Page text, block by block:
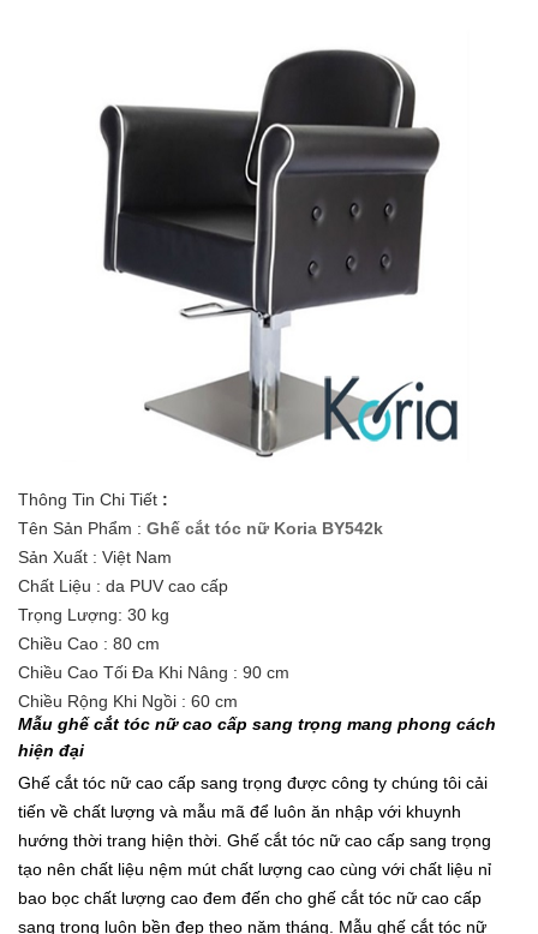
Thông Tin Chi Tiết :
Tên Sản Phẩm : Ghế cắt tóc nữ Koria BY542k
Sản Xuất : Việt Nam
Chất Liệu : da PUV cao cấp
Trọng Lượng: 30 kg
Chiều Cao : 80 cm
Chiều Cao Tối Đa Khi Nâng : 90 cm
Chiều Rộng Khi Ngồi : 60 cm
Mẫu ghếcắt tóc nữcao cấp sang trọng mang phong cách
hiện đại
Ghế cắt tóc nữ cao cấp sang trọng được công ty chúng tôi cải
tiến về chất lượng và mẫu mã để luôn ăn nhập với khuynh
hướng thời trang hiện thời. Ghế cắt tóc nữ cao cấp sang trọng
tạo nên chất liệu nệm mút chất lượng cao cùng với chất liệu nỉ
bao bọc chất lượng cao đem đến cho ghế cắt tóc nữ cao cấp
sang trọng luôn bền đẹp theo năm tháng. Mẫu ghế cắt tóc nữ